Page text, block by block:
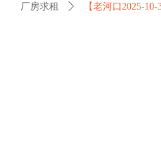
厂房求租 ꄲ 【老河口2025-